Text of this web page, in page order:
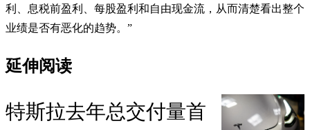
利、息税前盈利、每股盈利和自由现金流，从而清楚看出整个
业绩是否有恶化的趋势。”
延伸阅读
特斯拉去年总交付量首